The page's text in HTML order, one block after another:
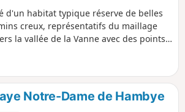
d'un habitat typique réserve de belles
creux, représentatifs du maillage
la vallée de la Vanne avec des points
Notre-Dame de Hambye